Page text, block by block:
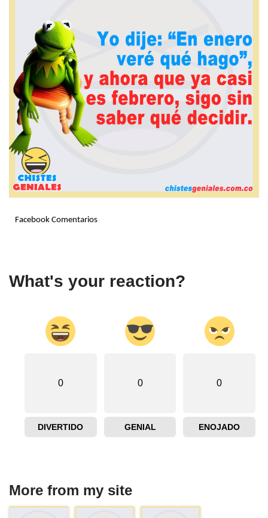
Facebook Comentarios
What's your reaction?
0
DIVERTIDO
0
GENIAL
0
ENOJADO
More from my site